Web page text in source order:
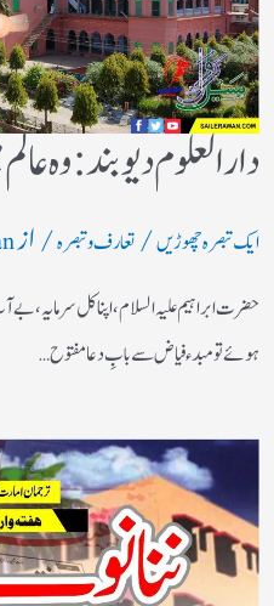
دارالعلوم دیوبند: وہ
ایک تبصرہ چھوڑیں/تعارف و تبصرہ/ از
حضرت ابراہیم علیہ السلام، اپنا کل سرمایہ،
ہوئے تو مبدء فیاض سے بابِ دعا مفتوح…